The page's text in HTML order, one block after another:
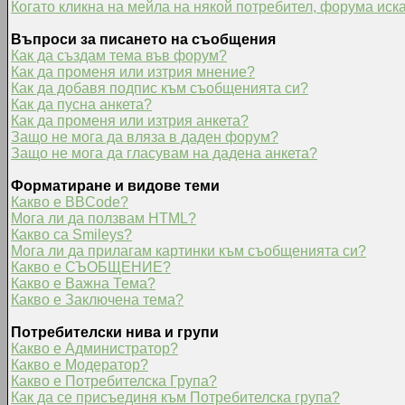
Когато кликна на мейла на някой потребител, форума
Въпроси за писането на съобщения
Как да създам тема във форум?
Как да променя или изтрия мнение?
Как да добавя подпис към съобщенията си?
Как да пусна анкета?
Как да променя или изтрия анкета?
Защо не мога да вляза в даден форум?
Защо не мога да гласувам на дадена анкета?
Форматиране и видове теми
Какво е BBCode?
Мога ли да ползвам HTML?
Какво са Smileys?
Мога ли да прилагам картинки към съобщенията си?
Какво е СЪОБЩЕНИЕ?
Какво е Важна Тема?
Какво е Заключена тема?
Потребителски нива и групи
Какво е Администратор?
Какво е Модератор?
Какво е Потребителска Група?
Как да се присъединя към Потребителска група?